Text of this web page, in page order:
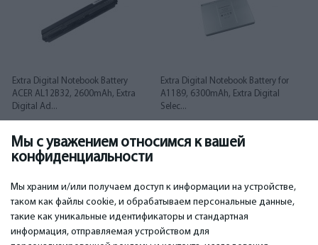
Мы с уважением относимся к вашей
конфиденциальности
Мы храним и/или получаем доступ к информации на устройстве,
таком как файлы cookie, и обрабатываем персональные данные,
такие как уникальные идентификаторы и стандартная
информация, отправляемая устройством для
Extra Digital Notebook Battery
ACER AL12B32, 2600mAh, Extra
Digital Ad...
24.00€
Extra Digital Notebook Battery for
A1189, 6300mAh, Extra Digital
Selec...
24.00€
1 2 3 4 5 6 ... 35 36